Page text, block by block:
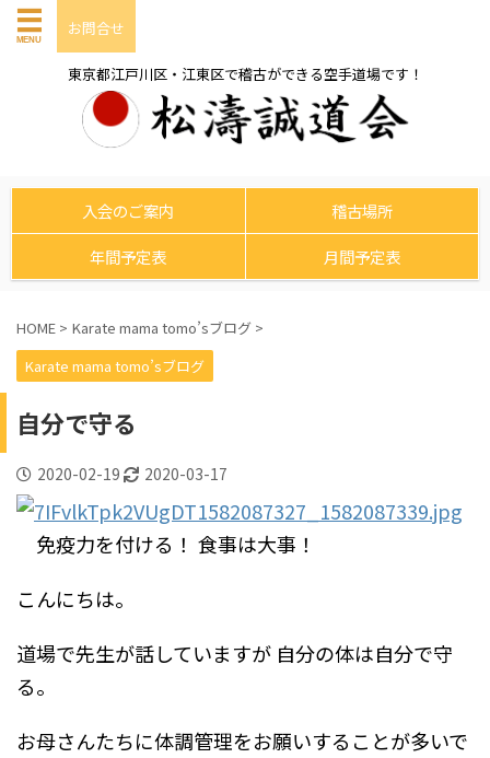
お問合せ
東京都江戸川区・江東区で稽古ができる空手道場です！
入会のご案内
稽古場所
年間予定表
月間予定表
HOME > Karate mama tomo’sブログ >
Karate mama tomo’sブログ
自分で守る
2020-02-19 2020-03-17
免疫力を付ける！ 食事は大事！
こんにちは。
道場で先生が話していますが 自分の体は自分で守
る。
お母さんたちに体調管理をお願いすることが多いで